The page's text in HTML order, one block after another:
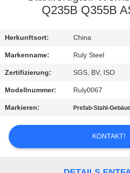
FABRIK-
AUSFLUG
TRETEN
SIE
MIT
Q235B Q355B
Herkunftsort: China
Markenname: Ruly Steel
Zertifizierung: SGS, BV, ISO
Modellnummer: Ruly0067
Markieren: Prefab-Stahl-
KONTAKT!